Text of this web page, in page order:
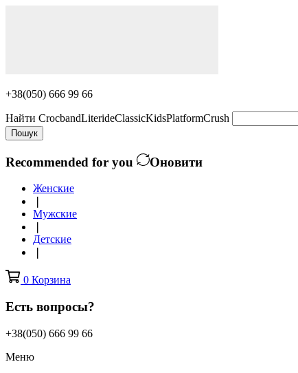
+38(050) 666 99 66
Найти CrocbandLiterideClassicKidsPlatformCrush
Пошук
Recommended for you Оновити
Женские
Мужские
Детские
0 Корзина
Есть вопросы?
+38(050) 666 99 66
Меню